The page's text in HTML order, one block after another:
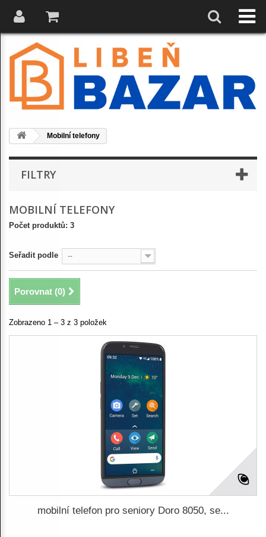
Mobilní telefony
FILTRY
MOBILNÍ TELEFONY
Počet produktů: 3
Seřadit podle --
Porovnat (0)
Zobrazeno 1 – 3 z 3 položek
mobilní telefon pro seniory Doro 8050, se...